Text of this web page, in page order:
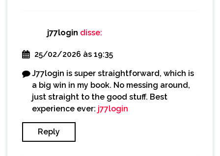
j77login disse:
25/02/2026 às 19:35
J77login is super straightforward, which is
a big win in my book. No messing around,
just straight to the good stuff. Best
experience ever: j77login
Reply